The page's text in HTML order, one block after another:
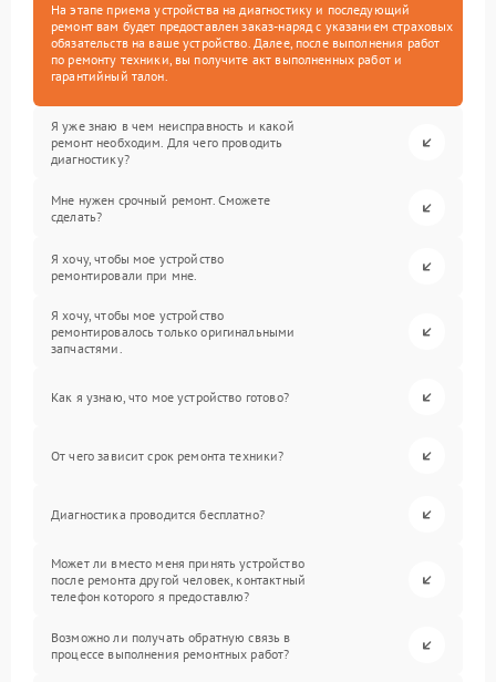
На этапе приема устройства на диагностику и последующий
ремонт вам будет предоставлен заказ-наряд с указанием страховых
обязательств на ваше устройство. Далее, после выполнения работ
по ремонту техники, вы получите акт выполненных работ и
гарантийный талон.
Я уже знаю в чем неисправность и какой
ремонт необходим. Для чего проводить
диагностику?
Мне нужен срочный ремонт. Сможете
сделать?
Я хочу, чтобы мое устройство
ремонтировали при мне.
Я хочу, чтобы мое устройство
ремонтировалось только оригинальными
запчастями.
Как я узнаю, что мое устройство готово?
От чего зависит срок ремонта техники?
Диагностика проводится бесплатно?
Может ли вместо меня принять устройство
после ремонта другой человек, контактный
телефон которого я предоставлю?
Возможно ли получать обратную связь в
процессе выполнения ремонтных работ?